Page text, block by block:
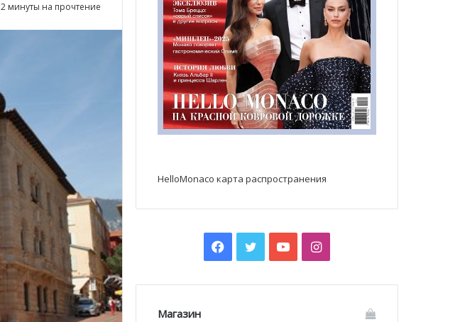
2 минуты на прочтение
HelloMonaco карта распространения
Facebook
TwitterYouTubeInstagram
Магазин